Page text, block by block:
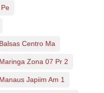
Centro Ma
Zona 07 Pr 2
Japiim Am 1